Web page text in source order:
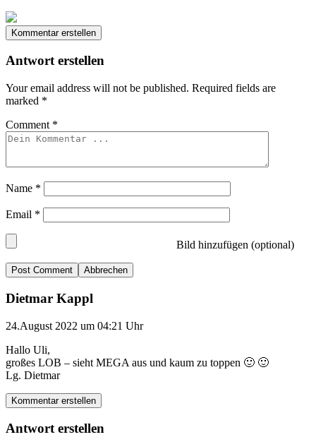
Kommentar erstellen
Antwort erstellen
Your email address will not be published. Required fields are
marked *
Comment *
Name *
Email *
Bild hinzufügen (optional)
Abbrechen
Dietmar Kappl
24.August 2022 um 04:21 Uhr
Hallo Uli,
großes LOB – sieht MEGA aus und kaum zu toppen 🙂 🙂
Lg. Dietmar
Kommentar erstellen
Antwort erstellen